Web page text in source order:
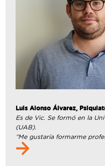
Luis Alonso Álvarez,
Es de Vic. Se formó en la
(UAB).
”Me gustaría formarme